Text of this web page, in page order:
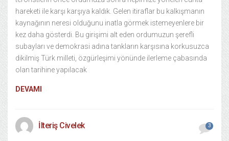
hareketi ile karşı karşıya kaldık. Gelen itiraflar bu kalkışmanın
kaynağının neresi olduğunu inatla görmek istemeyenlere bir
kez daha gösterdi. Bu girişimi alt eden ordumuzun şerefli
subayları ve demokrasi adına tankların karşısına korkusuzca
dikilmiş Türk milleti, özgürleşimi yönünde ilerleme çabasında
olan tarihine yapılacak
DEVAMI
İlteriş Civelek 3